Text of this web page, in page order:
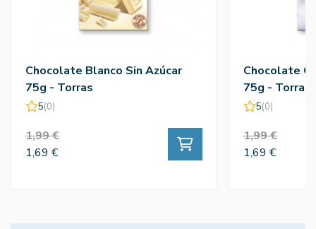
Chocolate Blanco Sin Azúcar
75g - Torras
5(0)
1,99 €
1,69 €
Chocolate
75g - Torras
5(0)
1,99 €
1,69 €